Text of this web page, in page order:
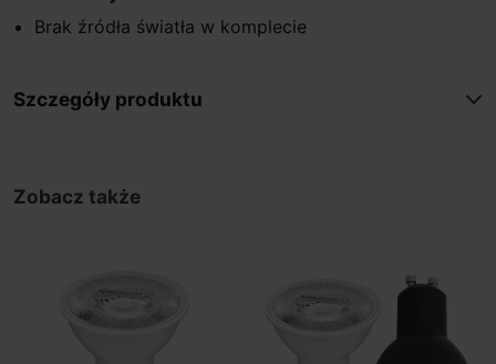
Brak źródła światła w komplecie
Szczegóły produktu
Zobacz także